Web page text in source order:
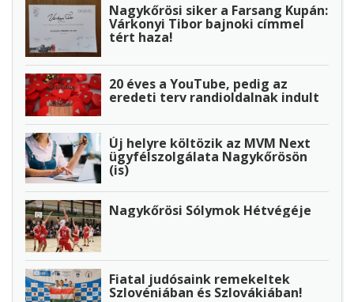
Nagykőrösi siker a Farsang Kupán:
Várkonyi Tibor bajnoki címmel
tért haza!
20 éves a YouTube, pedig az
eredeti terv randioldalnak indult
Új helyre költözik az MVM Next
ügyfélszolgálata Nagykőrösön
(is)
Nagykőrösi Sólymok Hétvégéje
Fiatal judósaink remekeltek
Szlovéniában és Szlovákiában!